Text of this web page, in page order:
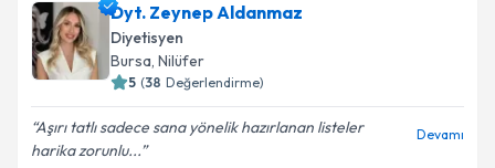
Dyt. Zeynep Aldanmaz
Diyetisyen
Bursa, Nilüfer
5 (38 Değerlendirme)
Aşırı tatlı sadece sana yönelik hazırlanan listeler
harika zorunlu...
Devamı